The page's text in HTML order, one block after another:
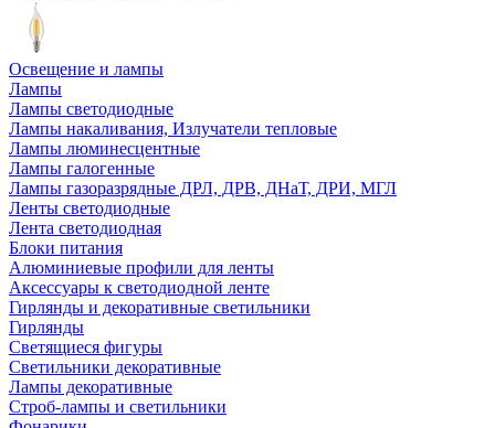
Освещение и лампы
Лампы
Лампы светодиодные
Лампы накаливания, Излучатели тепловые
Лампы люминесцентные
Лампы галогенные
Лампы газоразрядные ДРЛ, ДРВ, ДНаТ, ДРИ, МГЛ
Ленты светодиодные
Лента светодиодная
Блоки питания
Алюминиевые профили для ленты
Аксессуары к светодиодной ленте
Гирлянды и декоративные светильники
Гирлянды
Светящиеся фигуры
Светильники декоративные
Лампы декоративные
Строб-лампы и светильники